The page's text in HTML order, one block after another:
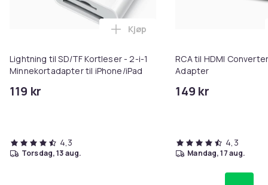
Lightning til SD/TF Kortleser - 2-i-1
Minnekortadapter til iPhone/iPad
119 kr
Legg Lightning til SD/TF
Kjøp
4,3
torsdag, 13 aug.
RCA til HDMI
Adapter
149 kr
4,3
mandag, 17 aug.